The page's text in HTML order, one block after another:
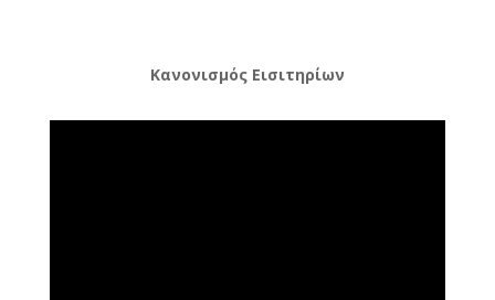
Κανονισμός Εισιτηρίων